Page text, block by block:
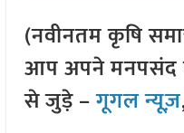
(नवीनतम कृषि
आप अपने मनपसंद
से जुड़े –गूगल न्यूज़